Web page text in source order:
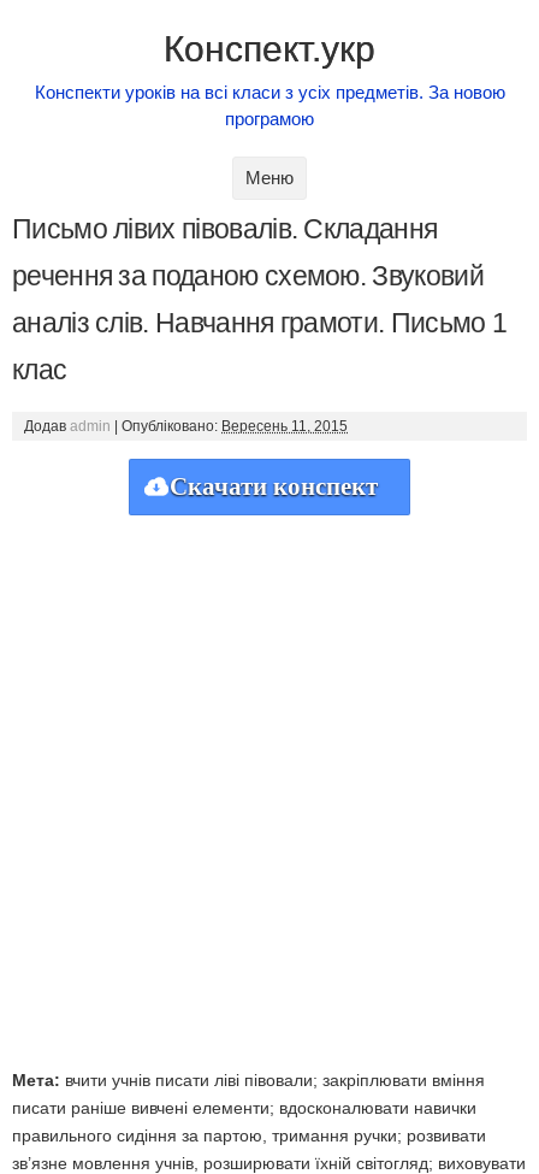
Конспект.укр
Конспекти уроків на всі класи з усіх предметів. За новою
програмою
Меню
Письмо лівих півовалів. Складання
речення за поданою схемою. Звуковий
аналіз слів. Навчання грамоти. Письмо 1
клас
Додав admin Опубліковано: Вересень 11, 2015
Скачати конспект
Мета: вчити учнів писати ліві півовали; закріплювати вміння
писати раніше вивчені елементи; вдосконалювати навички
правильного сидіння за партою, тримання ручки; розвивати
зв’язне мовлення учнів, розширювати їхній світогляд; виховувати